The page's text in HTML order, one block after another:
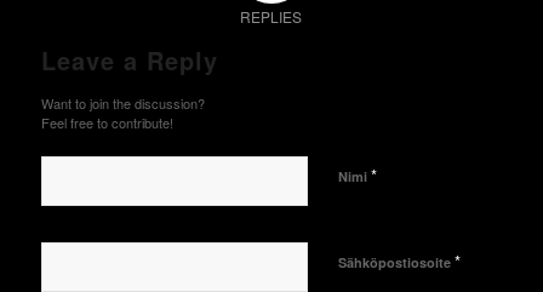
REPLIES
Leave a Reply
Want to join the discussion?
Feel free to contribute!
Nimi *
Sähköpostiosoite *